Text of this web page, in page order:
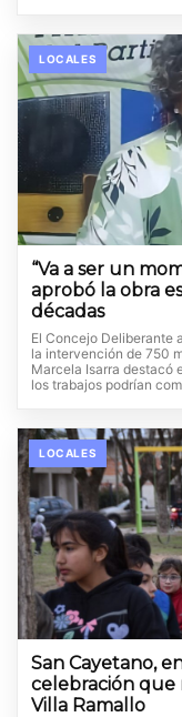
LOCALES
“Va a ser un
aprobó la obra
décadas
El Concejo Deliberante
la intervención de 750
Marcela Isarra destacó
los trabajos podrían
LOCALES
San Cayetano,
celebración que
Villa Ramallo